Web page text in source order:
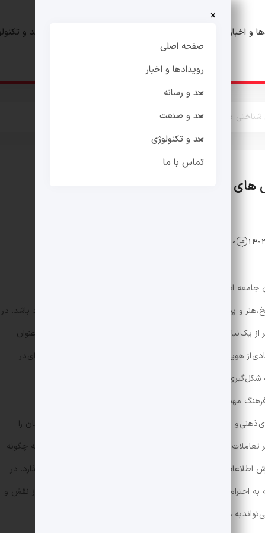
و اخبار مد و
×
صفحه اصلی
رویدادها و اخبار
مد و رسانه
مد و صنعت
مد و تکنولوژی
تماس با ما
شناختی در باب پوشش های ایرانی ـ اسلامی
ایرانی ـ اسلامی
0 دیدگاه
جامعه است و نقش مهمی در شکل‌گیری و انتقال ارزش‌ها و
هنر و پیشینه یک ملت بوده و نشان‌دهنده سلیقه و سبک زندگی افراد باشد. در
نیاز اولیه ایفا می‌کند. در ایران، پوشش ایرانی-اسلامی نه تنها به عنوان
از هویت فرهنگی و مذهبی مردم مورد تأکید قرار دارد و اهمیت ویژه‌ای در
شکل‌گیری هویت ملی و مذهبی کمک کرده و می‌تواند در
مهم باشد. علاوه بر این، بررسی این پوشش از منظر علوم
ذهنی و اجتماعی فرد و جامعه کمک کند. علوم شناختی به ما این امکان را
بین‌فردی را بررسی کنیم. این بررسی‌ها می‌توانند نشان دهند که چگونه
اطلاعات اجتماعی و حتی بر شکل‌گیری قضاوت‌های اجتماعی تأثیر بگذارد. در
به احترام به هویت فرهنگی و مذهبی افراد پرداخته و درک عمیق‌تری از نقش و
به همزیستی مسالمت‌آمیز و تقویت پیوندهای اجتماعی کمک کند.